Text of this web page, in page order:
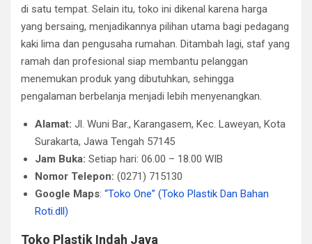
di satu tempat. Selain itu, toko ini dikenal karena harga
yang bersaing, menjadikannya pilihan utama bagi pedagang
kaki lima dan pengusaha rumahan. Ditambah lagi, staf yang
ramah dan profesional siap membantu pelanggan
menemukan produk yang dibutuhkan, sehingga
pengalaman berbelanja menjadi lebih menyenangkan.
Alamat: Jl. Wuni Bar., Karangasem, Kec. Laweyan, Kota
Surakarta, Jawa Tengah 57145
Jam Buka: Setiap hari: 06.00 – 18.00 WIB
Nomor Telepon: (0271) 715130
Google Maps: “Toko One” (Toko Plastik Dan Bahan
Roti.dll)
Toko Plastik Indah Jaya